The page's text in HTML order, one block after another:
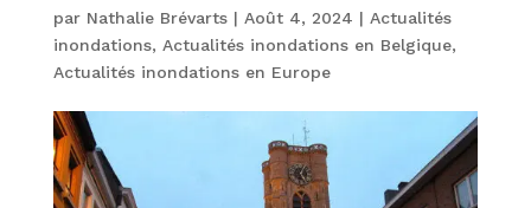
par Nathalie Brévarts| Août 4, 2024 | Actualités
inondations, Actualités inondations en Belgique,
Actualités inondations en Europe